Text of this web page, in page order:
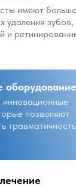
оборудование
позволяют
травматичность
имеют
удаления
и